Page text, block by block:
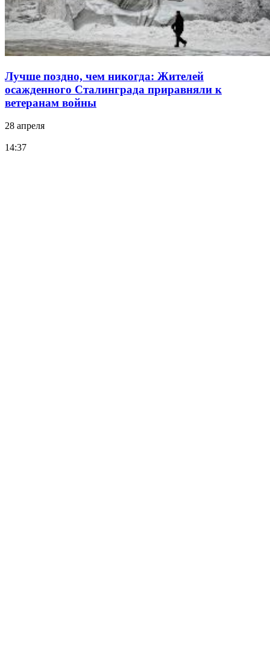
Лучше поздно, чем никогда: Жителей
осажденного Сталинграда приравняли к
ветеранам войны
28 апреля
14:37